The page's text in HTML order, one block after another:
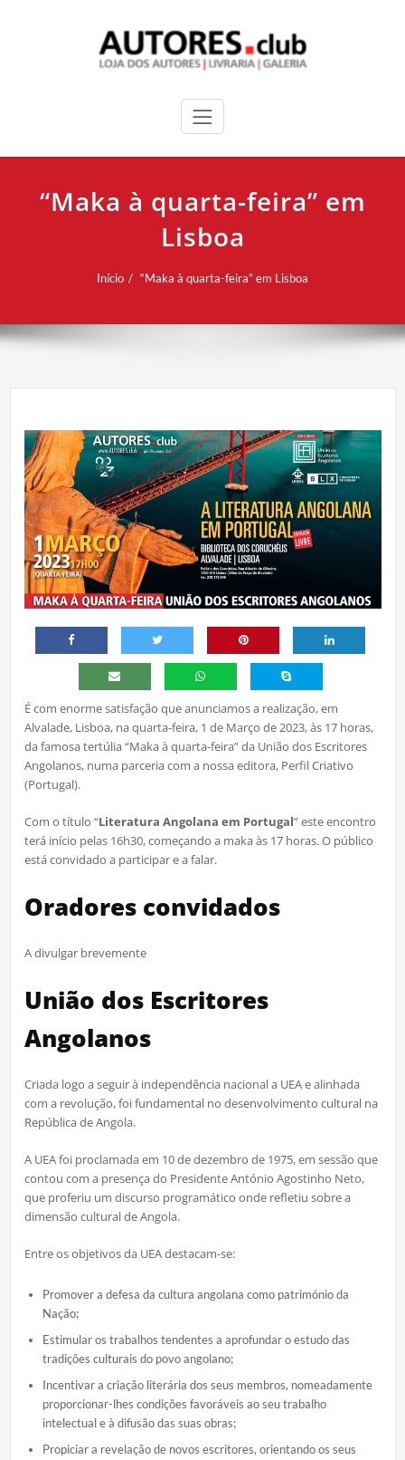
“Maka à quarta-feira” em
Lisboa
Início “Maka à quarta-feira” em Lisboa
É com enorme satisfação que anunciamos a realização, em
Alvalade, Lisboa, na quarta-feira, 1 de Março de 2023, às 17 horas,
da famosa tertúlia “Maka à quarta-feira” da União dos Escritores
Angolanos, numa parceria com a nossa editora, Perfil Criativo
(Portugal).
Com o título “Literatura Angolana em Portugal” este encontro
terá início pelas 16h30, começando a maka às 17 horas. O público
está convidado a participar e a falar.
Oradores convidados
A divulgar brevemente
União dos Escritores
Angolanos
Criada logo a seguir à independência nacional a UEA e alinhada
com a revolução, foi fundamental no desenvolvimento cultural na
República de Angola.
A UEA foi proclamada em 10 de dezembro de 1975, em sessão que
contou com a presença do Presidente António Agostinho Neto,
que proferiu um discurso programático onde refletiu sobre a
dimensão cultural de Angola.
Entre os objetivos da UEA destacam-se:
Promover a defesa da cultura angolana como património da
Nação;
Estimular os trabalhos tendentes a aprofundar o estudo das
tradições culturais do povo angolano;
Incentivar a criação literária dos seus membros, nomeadamente
proporcionar-lhes condições favoráveis ao seu trabalho
intelectual e à difusão das suas obras;
Propiciar a revelação de novos escritores, orientando os seus